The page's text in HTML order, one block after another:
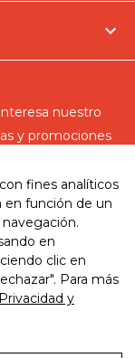

nuestro
y promociones
fines analíticos
en función de un
en
clic en
Para más
y